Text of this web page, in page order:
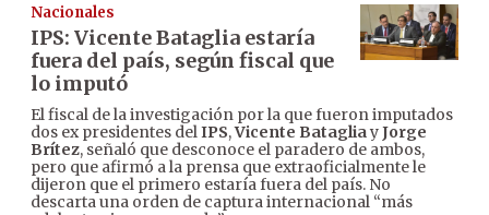
Nacionales
IPS: Vicente Bataglia estaría
fuera del país, según fiscal que
lo imputó
El fiscal de la investigación por la que fueron imputados
dos ex presidentes delIPS,Vicente BatagliayJorge
Brítez, señaló que desconoce el paradero de ambos,
pero que afirmó a la prensa que extraoficialmente le
dijeron que el primero estaría fuera del país. No
descarta una orden de captura internacional “más